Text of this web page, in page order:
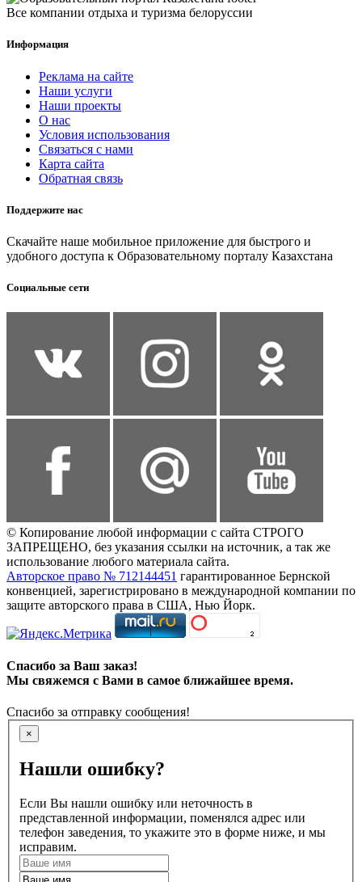
Все компании отдыха и туризма белоруссии
Информация
Реклама на сайте
Наши услуги
Наши проекты
О нас
Условия использования
Связаться с нами
Карта сайта
Обратная связь
Поддержите нас
Скачайте наше мобильное приложение для быстрого и
удобного доступа к Образовательному порталу Казахстана
Социальные сети
© Копирование любой информации с сайта СТРОГО
ЗАПРЕЩЕНО, без указания ссылки на источник, а так же
использование любого материала сайта.
Авторское право № 712144451 гарантированное Бернской
конвенцией, зарегистрировано в международной компании по
защите авторского права в США, Нью Йорк.
Спасибо за Ваш заказ!
Мы свяжемся с Вами в самое ближайшее время.
Спасибо за отправку сообщения!
×
Нашли ошибку?
Если Вы нашли ошибку или неточность в
представленной информации, поменялся адрес или
телефон заведения, то укажите это в форме ниже, и мы
исправим.